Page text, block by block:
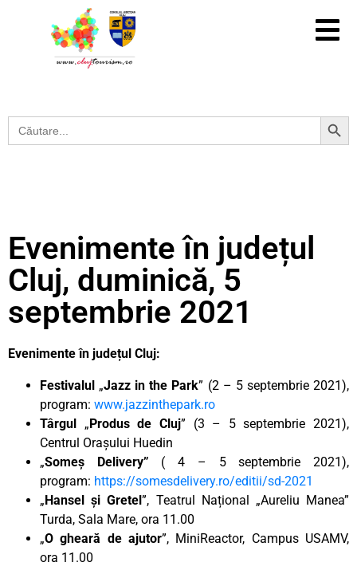
Search
for:
Search Button
Evenimente în județul
Cluj, duminică, 5
septembrie 2021
Evenimente în județul Cluj:
Festivalul „Jazz in the Park” (2 – 5 septembrie 2021),
program: www.jazzinthepark.ro
Târgul „Produs de Cluj” (3 – 5 septembrie 2021),
Centrul Orașului Huedin
„Someș Delivery” ( 4 – 5 septembrie 2021),
program: https://somesdelivery.ro/editii/sd-2021
„Hansel și Gretel”, Teatrul Național „Aureliu Manea”
Turda, Sala Mare, ora 11.00
„O gheară de ajutor”, MiniReactor, Campus USAMV,
ora 11.00